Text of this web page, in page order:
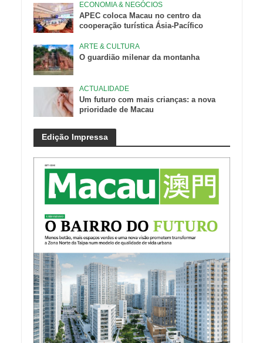
ECONOMIA & NEGÓCIOS
APEC coloca Macau no centro da
cooperação turística Ásia-Pacífico
ARTE & CULTURA
O guardião milenar da montanha
ACTUALIDADE
Um futuro com mais crianças: a nova
prioridade de Macau
Edição Impressa